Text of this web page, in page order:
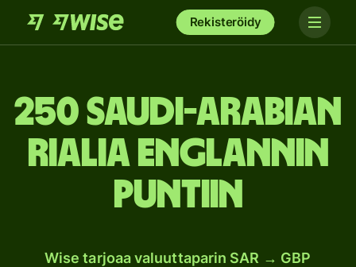
Rekisteröidy
250 Saudi-Arabian
rialia Englannin
puntiin
Wise tarjoaa valuuttaparin SAR → GBP